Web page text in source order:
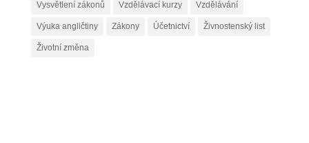
Vysvětlení zákonů Vzdělávací kurzy Vzdělávání
Výuka angličtiny Zákony Účetnictví Živnostenský list
Životní změna